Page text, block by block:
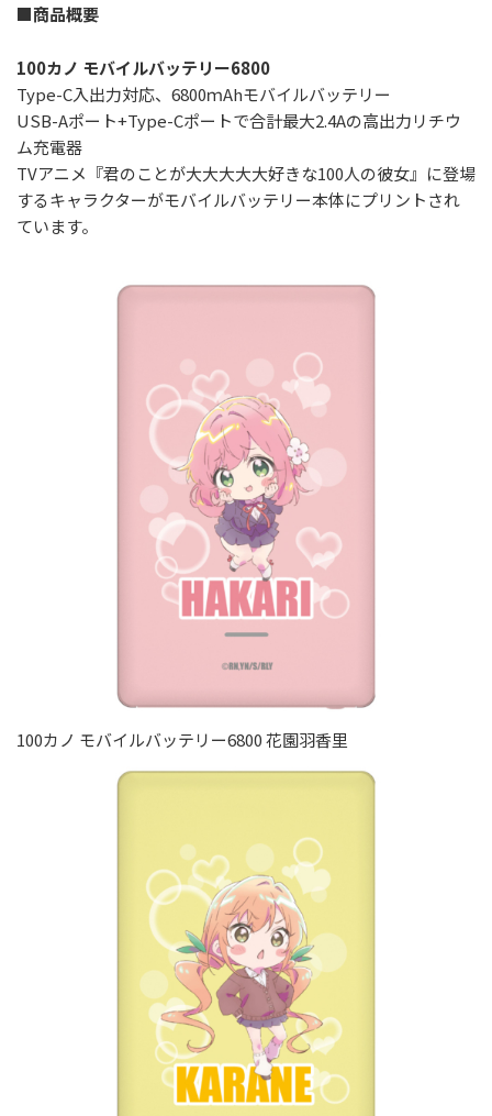
■商品概要
100カノ モバイルバッテリー6800
Type-C入出力対応、6800ｍAhモバイルバッテリー
USB-Aポート+Type-Cポートで合計最大2.4Aの高出力リチウ
ム充電器
TVアニメ『君のことが大大大大大好きな100人の彼女』に登場
するキャラクターがモバイルバッテリー本体にプリントされ
ています。
100カノ モバイルバッテリー6800 花園羽香里